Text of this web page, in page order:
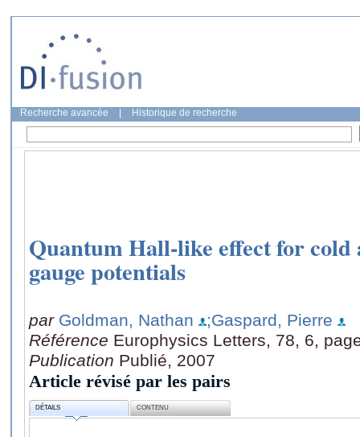
Recherche avancée Historique de recherche
Quantum Hall-like effect for cold
gauge potentials
par Goldman, Nathan
;Gaspard, Pierre
Référence Europhysics Letters, 78, 6,
Publication Publié, 2007
Article révisé par les pairs
DÉTAILS CONTENU